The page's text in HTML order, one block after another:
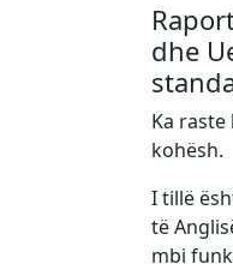
dhe
Ka
kohësh.
I tillë
të
mbi